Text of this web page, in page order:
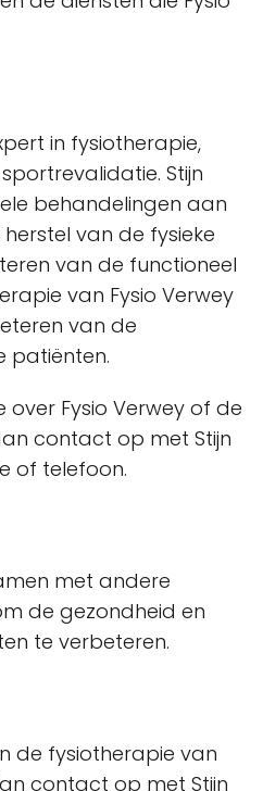
in fysiotherapie,
Stijn
behandelingen aan
van de fysieke
van de functioneel
van Fysio Verwey
van de
patiënten.
Fysio Verwey of de
contact op met Stijn
of telefoon.
met andere
de gezondheid en
te verbeteren.
de fysiotherapie van
contact op met Stijn